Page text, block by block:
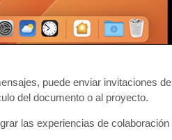
puede enviar invitaciones de
del documento o al proyecto.
las experiencias de colaboración